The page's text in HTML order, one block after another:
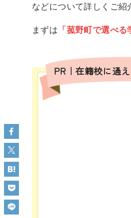
などについて詳しくご紹
まずは 「菰野町で選べ
PR｜在籍校に通